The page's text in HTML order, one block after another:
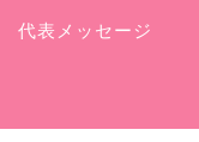
代表メッセージ